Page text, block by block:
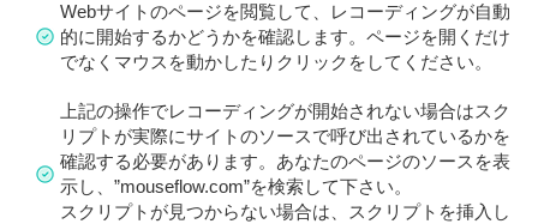
Webサイトのページを閲覧して、レコーディングが自動
的に開始するかどうかを確認します。ページを開くだけ
でなくマウスを動かしたりクリックをしてください。
上記の操作でレコーディングが開始されない場合はスク
リプトが実際にサイトのソースで呼び出されているかを
確認する必要があります。あなたのページのソースを表
示し、”mouseflow.com”を検索して下さい。
スクリプトが見つからない場合は、スクリプトを挿入し